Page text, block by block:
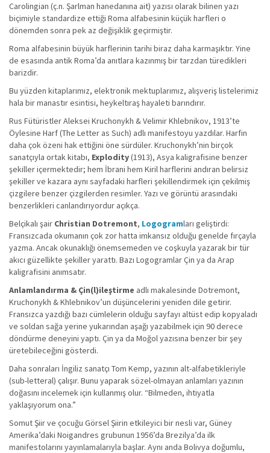
Carolingian (ç.n. Şarlman hanedanına ait) yazısı olarak bilinen yazı
biçimiyle standardize ettiği Roma alfabesinin küçük harfleri o
dönemden sonra pek az değişiklik geçirmiştir.
Roma alfabesinin büyük harflerinin tarihi biraz daha karmaşıktır. Yine
de esasında antik Roma’da anıtlara kazınmış bir tarzdan türedikleri
barizdir.
Bu yüzden kitaplarımız, elektronik mektuplarımız, alışveriş listelerimiz
hala bir manastır esintisi, heykeltıraş hayaleti barındırır.
Rus Fütüristler Aleksei Kruchonykh & Velimir Khlebnikov, 1913’te
Öylesine Harf (The Letter as Such) adlı manifestoyu yazdılar. Harfin
daha çok özeni hak ettiğini öne sürdüler. Kruchonykh’nin birçok
sanatçıyla ortak kitabı, Explodity(1913), Asya kaligrafisine benzer
şekiller içermektedir; hem İbrani hem Kiril harflerini andıran belirsiz
şekiller ve kazara aynı sayfadaki harfleri şekillendirmek için çekilmiş
çizgilere benzer çizgilerden resimler. Yazı ve görüntü arasındaki
benzerlikleri canlandırıyordur açıkça.
Belçikalı şair Christian Dotremont, Logogramları geliştirdi:
Fransızcada okumanın çok zor hatta imkansız olduğu genelde fırçayla
yazma. Ancak okunaklığı önemsemeden ve coşkuyla yazarak bir tür
akıcı güzellikte şekiller yarattı. Bazı Logogramlar Çin ya da Arap
kaligrafisini anımsatır.
Anlamlandırma & Çin(l)ileştirme adlı makalesinde Dotremont,
Kruchonykh & Khlebnikov’un düşüncelerini yeniden dile getirir.
Fransızca yazdığı bazı cümlelerin olduğu sayfayı altüst edip kopyaladı
ve soldan sağa yerine yukarından aşağı yazabilmek için 90 derece
döndürme deneyini yaptı. Çin ya da Moğol yazısına benzer bir şey
üretebileceğini gösterdi.
Daha sonraları İngiliz sanatçı Tom Kemp, yazının alt-alfabetikleriyle
(sub-letteral) çalışır. Bunu yaparak sözel-olmayan anlamları yazının
doğasını incelemek için kullanmış olur. “Bilmeden, ihtiyatla
yaklaşıyorum ona.”
Somut Şiir ve çocuğu Görsel Şiirin etkileyici bir nesli var, Güney
Amerika’daki Noigandres grubunun 1956’da Brezilya’da ilk
manifestolarını yayınlamalarıyla başlar. Aynı anda Bolivya doğumlu,